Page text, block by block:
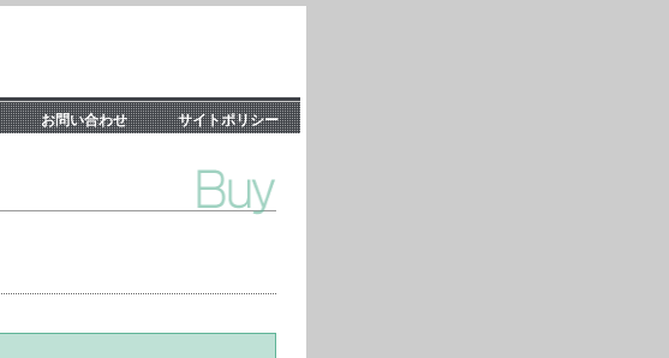
お問い合わせ サイトポリシー